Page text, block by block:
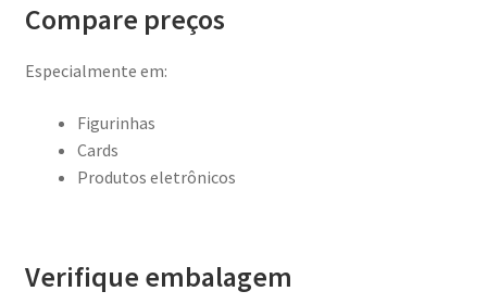
Compare preços
Especialmente em:
Figurinhas
Cards
Produtos eletrônicos
Verifique embalagem